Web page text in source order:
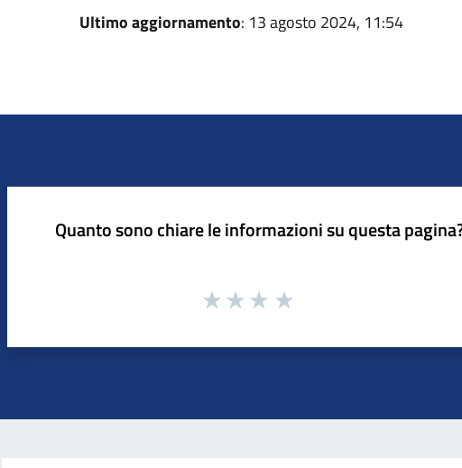
Ultimo aggiornamento: 13 agosto 2024, 11:54
Quanto sono chiare le informazioni su questa